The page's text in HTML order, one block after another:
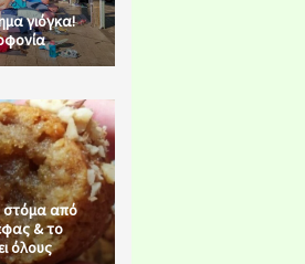
γιόγκα!
στόμα από
& το
όλους